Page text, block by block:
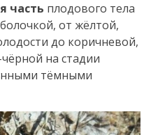
часть плодового тела
от жёлтой,
до коричневой,
на стадии
тёмными